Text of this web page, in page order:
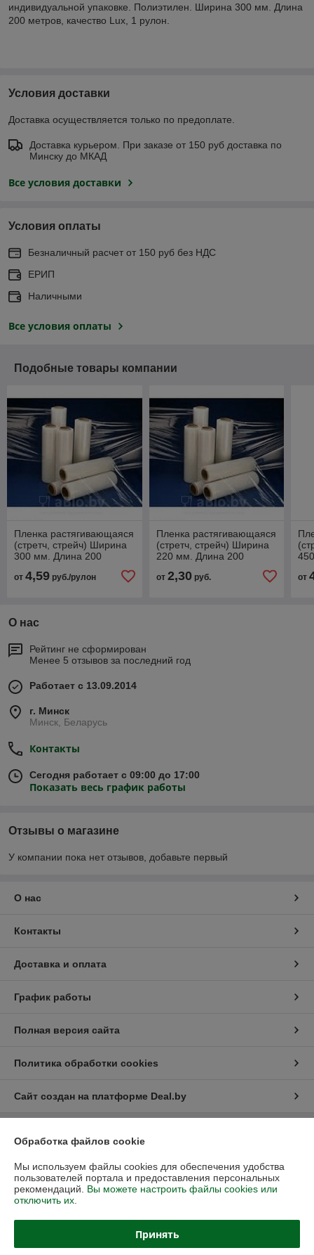
индивидуальной упаковке. Полиэтилен. Ширина 300 мм. Длина
200 метров, качество Lux, 1 рулон.
Условия доставки
Доставка осуществляется только по предоплате.
Доставка курьером. При заказе от 150 руб доставка по
Минску до МКАД
Все условия доставки
Условия оплаты
Безналичный расчет от 150 руб без НДС
ЕРИП
Наличными
Все условия оплаты
Подобные товары компании
Пленка растягивающаяся
(стретч, стрейч) Ширина
300 мм. Длина 200
от 4,59 руб./рулон
Пленка растягивающаяся
(стретч, стрейч) Ширина
220 мм. Длина 200
от 2,30руб. от
О нас
Рейтинг не сформирован
Менее 5 отзывов за последний год
Работает с 13.09.2014
г. Минск
Минск, Беларусь
Контакты
Сегодня работает с 09:00 до 17:00
Показать весь график работы
Отзывы о магазине
У компании пока нет отзывов, добавьте первый
О нас
Контакты
Доставка и оплата
График работы
Полная версия сайта
Политика обработки cookies
Сайт создан на платформе Deal.by
Информация для покупателя
Юридическое лицо:ИП Галкин Андрей Георгиевич
220113 г. Минск, Коласа 55
Регистрационный номер ЕГР: 192278032
УНП: 192278032
Регистрационный орган: Минский ГИК
Обработка файлов cookie
Мы используем файлы cookies для обеспечения удобства
пользователей портала и предоставления персональных
рекомендаций. Вы можете настроить файлы cookies или
отключить их.
Принять